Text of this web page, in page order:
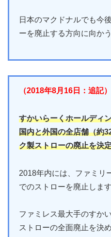
日本のマクドナルでも今
ーを廃止する方向に向か
（2018年8月16日：追記）
すかいらーくホールディ
国内と外国の全店舗（約
ク製ストローの廃止を決
2018年内には、ファミリ
でのストローを廃止します
ファミレス最大手のすか
ストローの全面廃止を決